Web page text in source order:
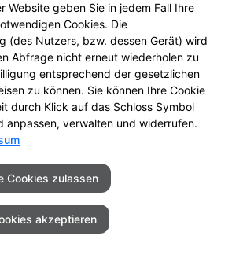
Kontakt
Impressum
Barrierefreiheit
Agger Apotheke
Website geben Sie in jedem Fall Ihre
Cookies. Die
(des Nutzers, bzw. dessen Gerät) wird
Abfrage nicht erneut wiederholen zu
entsprechend der gesetzlichen
zu können. Sie können Ihre Cookie
durch Klick auf das Schloss Symbol
anpassen, verwalten und widerrufen.
Cookies zulassen
akzeptieren